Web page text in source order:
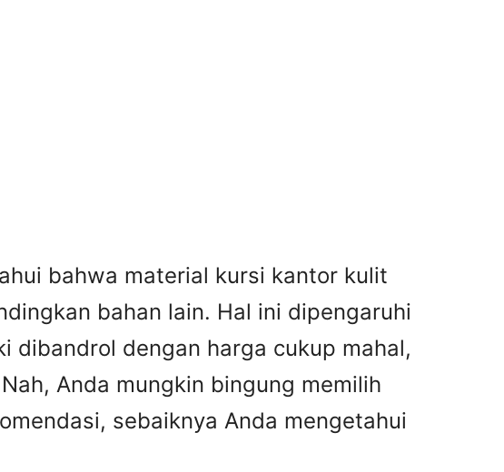
bahwa material kursi kantor kulit
bahan lain. Hal ini dipengaruhi
dibandrol dengan harga cukup mahal,
Anda mungkin bingung memilih
sebaiknya Anda mengetahui